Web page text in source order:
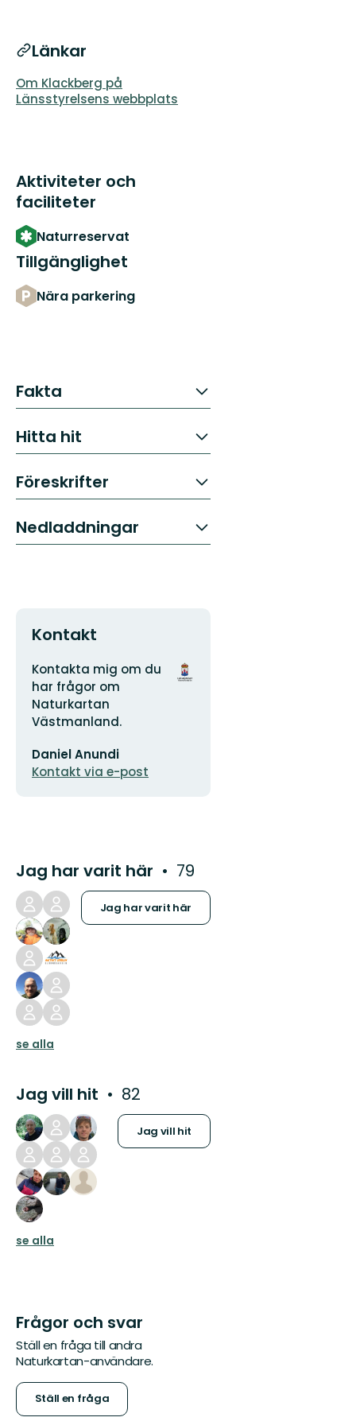
Länkar
Om Klackberg på
Länsstyrelsens webbplats
Aktiviteter och
faciliteter
Naturreservat
Tillgänglighet
Nära parkering
Fakta
Hitta hit
Föreskrifter
Nedladdningar
Kontakt
Adress
Kontakta mig om du
har frågor om
Naturkartan
Västmanland.
postadress
Daniel Anundi
Kontakt via e-post
Organisationens
logotyp
Jag har varit här 79
Jag har varit här
se alla
Jag vill hit 82
Jag vill hit
se alla
Frågor och svar
Ställ en fråga till andra
Naturkartan-användare.
Ställ en fråga